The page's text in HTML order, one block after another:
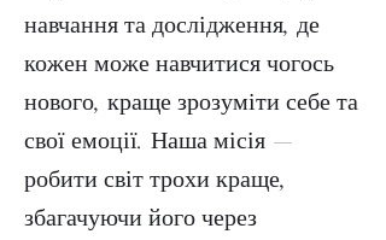
навчання та дослідження, де
кожен може навчитися чогось
нового, краще зрозуміти себе та
свої емоції. Наша місія —
робити світ трохи краще,
збагачуючи його через